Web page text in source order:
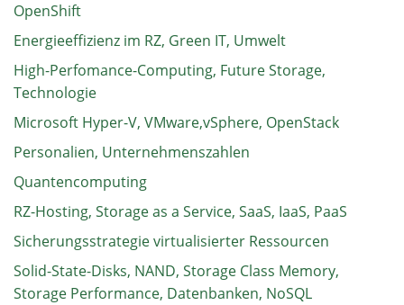
OpenShift
Energieeffizienz im RZ, Green IT, Umwelt
High-Perfomance-Computing, Future Storage,
Technologie
Microsoft Hyper-V, VMware,vSphere, OpenStack
Personalien, Unternehmenszahlen
Quantencomputing
RZ-Hosting, Storage as a Service, SaaS, IaaS, PaaS
Sicherungsstrategie virtualisierter Ressourcen
Solid-State-Disks, NAND, Storage Class Memory,
Storage Performance, Datenbanken, NoSQL